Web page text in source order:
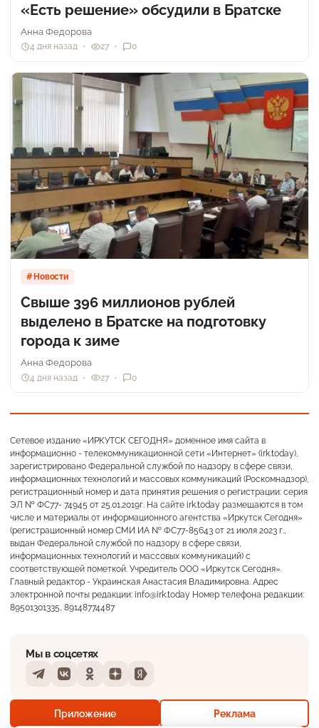
+20° Слабая морось
Ощущается как +20
«Есть решение» обсудили в Братске
Анна Федорова
4 дня назад 27 0
Новости
Свыше 396 миллионов рублей
выделено в Братске на подготовку
города к зиме
Анна Федорова
4 дня назад 27 0
Сетевое издание «ИРКУТСК СЕГОДНЯ» доменное имя сайта в
информационно - телекоммуникационной сети «Интернет» (irk.today),
зарегистрировано Федеральной службой по надзору в сфере связи,
информационных технологий и массовых коммуникаций (Роскомнадзор),
регистрационный номер и дата принятия решения о регистрации: серия
ЭЛ № ФС77- 74945 от 25.01.2019г. На сайте irk.today размещаются в том
числе и материалы от информационного агентства «Иркутск Сегодня»
(регистрационный номер СМИ ИА № ФС77-85643 от 21 июля 2023 г.,
выдан Федеральной службой по надзору в сфере связи,
информационных технологий и массовых коммуникаций) с
соответствующей пометкой. Учредитель ООО «Иркутск Сегодня».
Главный редактор - Украинская Анастасия Владимировна. Адрес
электронной почты редакции: info@irk.today Номер телефона редакции:
89501301335, 89148774487
Мы в соцсетях
TelegramVKontakteOdnoklassniki
DzenYandex
Приложение Реклама